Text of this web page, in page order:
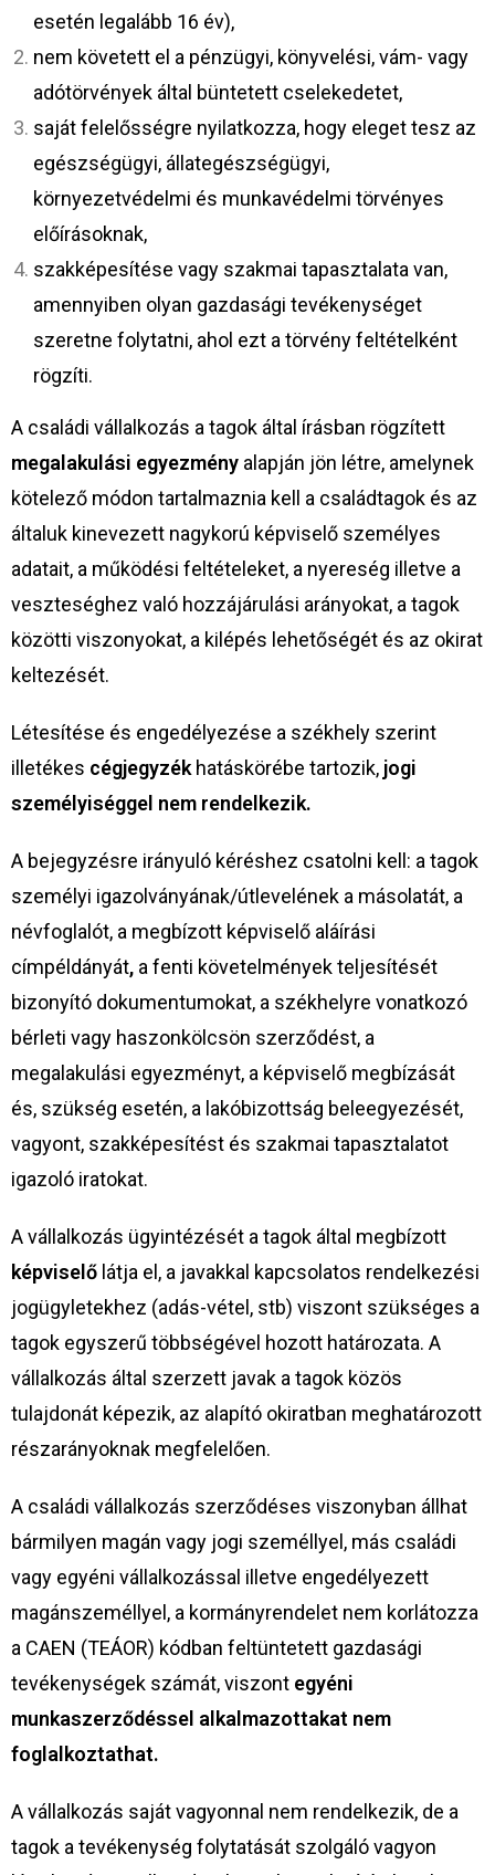
esetén legalább 16 év),
nem követett el a pénzügyi, könyvelési, vám- vagy
adótörvények által büntetett cselekedetet,
saját felelősségre nyilatkozza, hogy eleget tesz az
egészségügyi, állategészségügyi,
környezetvédelmi és munkavédelmi törvényes
előírásoknak,
szakképesítése vagy szakmai tapasztalata van,
amennyiben olyan gazdasági tevékenységet
szeretne folytatni, ahol ezt a törvény feltételként
rögzíti.
A családi vállalkozás a tagok által írásban rögzített
megalakulási egyezmény alapján jön létre, amelynek
kötelező módon tartalmaznia kell a családtagok és az
általuk kinevezett nagykorú képviselő személyes
adatait, a működési feltételeket, a nyereség illetve a
veszteséghez való hozzájárulási arányokat, a tagok
közötti viszonyokat, a kilépés lehetőségét és az okirat
keltezését.
Létesítése és engedélyezése a székhely szerint
illetékes cégjegyzék hatáskörébe tartozik, jogi
személyiséggel nem rendelkezik.
A bejegyzésre irányuló kéréshez csatolni kell: a tagok
személyi igazolványának/útlevelének a másolatát, a
névfoglalót, a megbízott képviselő aláírási
címpéldányát, a fenti követelmények teljesítését
bizonyító dokumentumokat, a székhelyre vonatkozó
bérleti vagy haszonkölcsön szerződést, a
megalakulási egyezményt, a képviselő megbízását
és, szükség esetén, a lakóbizottság beleegyezését,
vagyont, szakképesítést és szakmai tapasztalatot
igazoló iratokat.
A vállalkozás ügyintézését a tagok által megbízott
képviselő látja el, a javakkal kapcsolatos rendelkezési
jogügyletekhez (adás-vétel, stb) viszont szükséges a
tagok egyszerű többségével hozott határozata. A
vállalkozás által szerzett javak a tagok közös
tulajdonát képezik, az alapító okiratban meghatározott
részarányoknak megfelelően.
A családi vállalkozás szerződéses viszonyban állhat
bármilyen magán vagy jogi személlyel, más családi
vagy egyéni vállalkozással illetve engedélyezett
magánszeméllyel, a kormányrendelet nem korlátozza
a CAEN (TEÁOR) kódban feltüntetett gazdasági
tevékenységek számát, viszont egyéni
munkaszerződéssel alkalmazottakat nem
foglalkoztathat.
A vállalkozás saját vagyonnal nem rendelkezik, de a
tagok a tevékenység folytatását szolgáló vagyon